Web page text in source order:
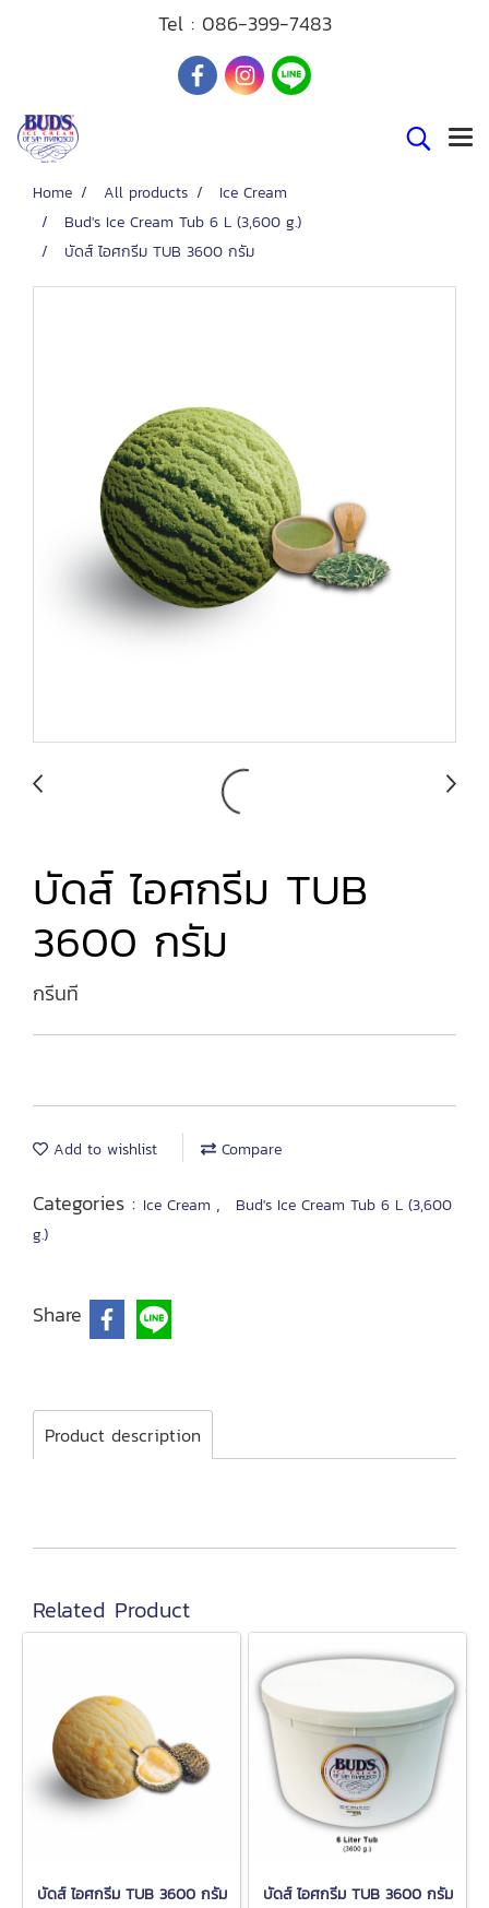
Tel : 086-399-7483
Home All products
Ice Cream
Bud's Ice Cream Tub 6 L (3,600 g.)
บัดส์ ไอศกรีม TUB 3600 กรัม
บัดส์ ไอศกรีม TUB
3600 กรัม
กรีนที
Add to wishlist Compare
Categories : Ice Cream ,
Bud's Ice Cream Tub 6 L (3,600
g.)
Share
Product description
Related Product
บัดส์ ไอศกรีม TUB 3600 กรัม บัดส์ ไอศกรีม TUB 3600 กรัม